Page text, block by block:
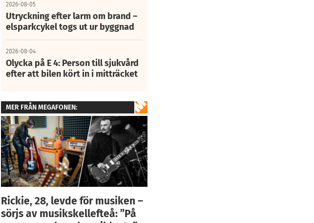
2026-08-05
Utryckning efter larm om brand –
elsparkcykel togs ut ur byggnad
2026-08-04
Olycka på E 4: Person till sjukvård
efter att bilen kört in i mitträcket
MER FRÅN MEGAFONEN:
Rickie, 28, levde för musiken –
sörjs av musikskellefteå: ”På